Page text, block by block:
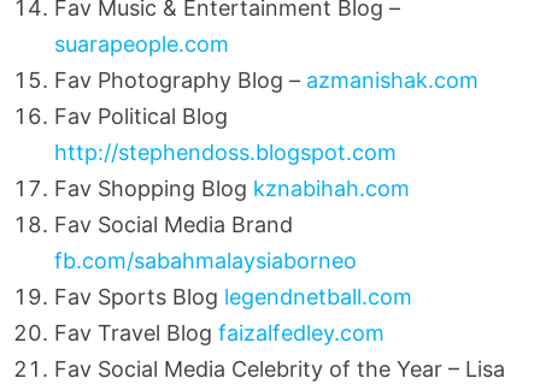
Fav Music & Entertainment Blog –
suarapeople.com
Fav Photography Blog – azmanishak.com
Fav Political Blog
http://stephendoss.blogspot.com
Fav Shopping Blog kznabihah.com
Fav Social Media Brand
fb.com/sabahmalaysiaborneo
Fav Sports Blog legendnetball.com
Fav Travel Blogfaizalfedley.com
Fav Social Media Celebrity of the Year – Lisa